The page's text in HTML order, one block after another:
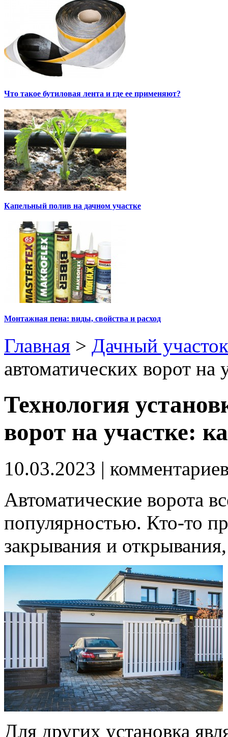
Что такое бутиловая лента и где ее применяют?
Капельный полив на дачном участке
Монтажная пена: виды, свойства и расход
Главная > Дачный участок
автоматических ворот на
Технология
ворот на участке:
10.03.2023 |
Автоматические ворота
популярностью. Кто-то
закрывания и
Для других установка